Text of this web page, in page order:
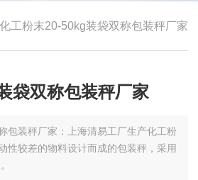
工粉末20-50kg装袋双称包装秤厂家
袋双称包装秤厂家
包装秤厂家：上海清易工厂生产化工粉
性较差的物料设计而成的包装秤，采用